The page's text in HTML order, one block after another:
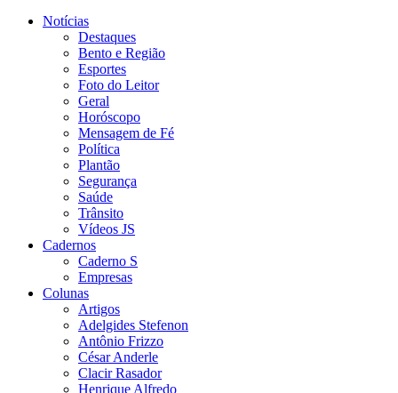
Notícias
Destaques
Bento e Região
Esportes
Foto do Leitor
Geral
Horóscopo
Mensagem de Fé
Política
Plantão
Segurança
Saúde
Trânsito
Vídeos JS
Cadernos
Caderno S
Empresas
Colunas
Artigos
Adelgides Stefenon
Antônio Frizzo
César Anderle
Clacir Rasador
Henrique Alfredo